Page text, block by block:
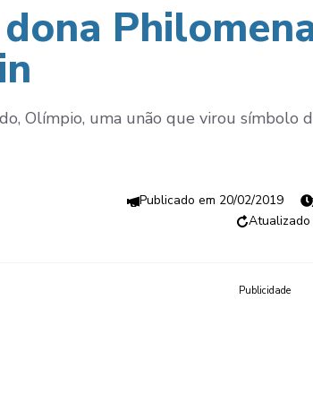
Olímpio, uma unão que virou símbolo
20/02/2019
Publicidade